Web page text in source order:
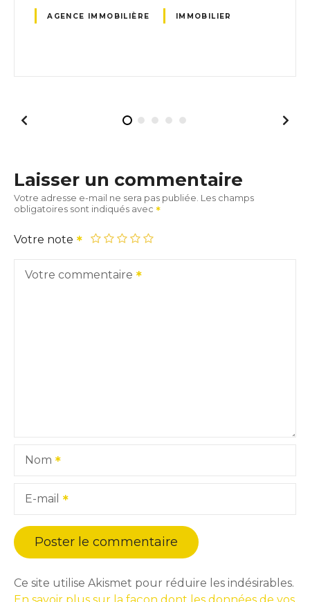
AGENCE IMMOBILIÈRE IMMOBILIER
Laisser un commentaire
Votre adresse e-mail ne sera pas publiée. Les champs
obligatoires sont indiqués avec
Votre note
Votre commentaire
Nom
E-mail
Ce site utilise Akismet pour réduire les indésirables.